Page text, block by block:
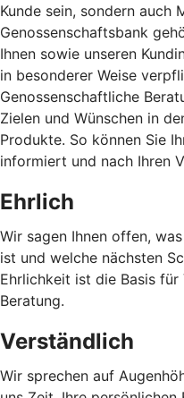
Kunde sein, sondern auch
Genossenschaftsbank
Ihnen sowie unseren
in besonderer Weise
Genossenschaftliche
Zielen und Wünschen in
Produkte. So können Sie
informiert und nach Ihren
Ehrlich
Wir sagen Ihnen offen,
ist und welche nächsten
Ehrlichkeit ist die Basis
Beratung.
Verständlich
Wir sprechen auf